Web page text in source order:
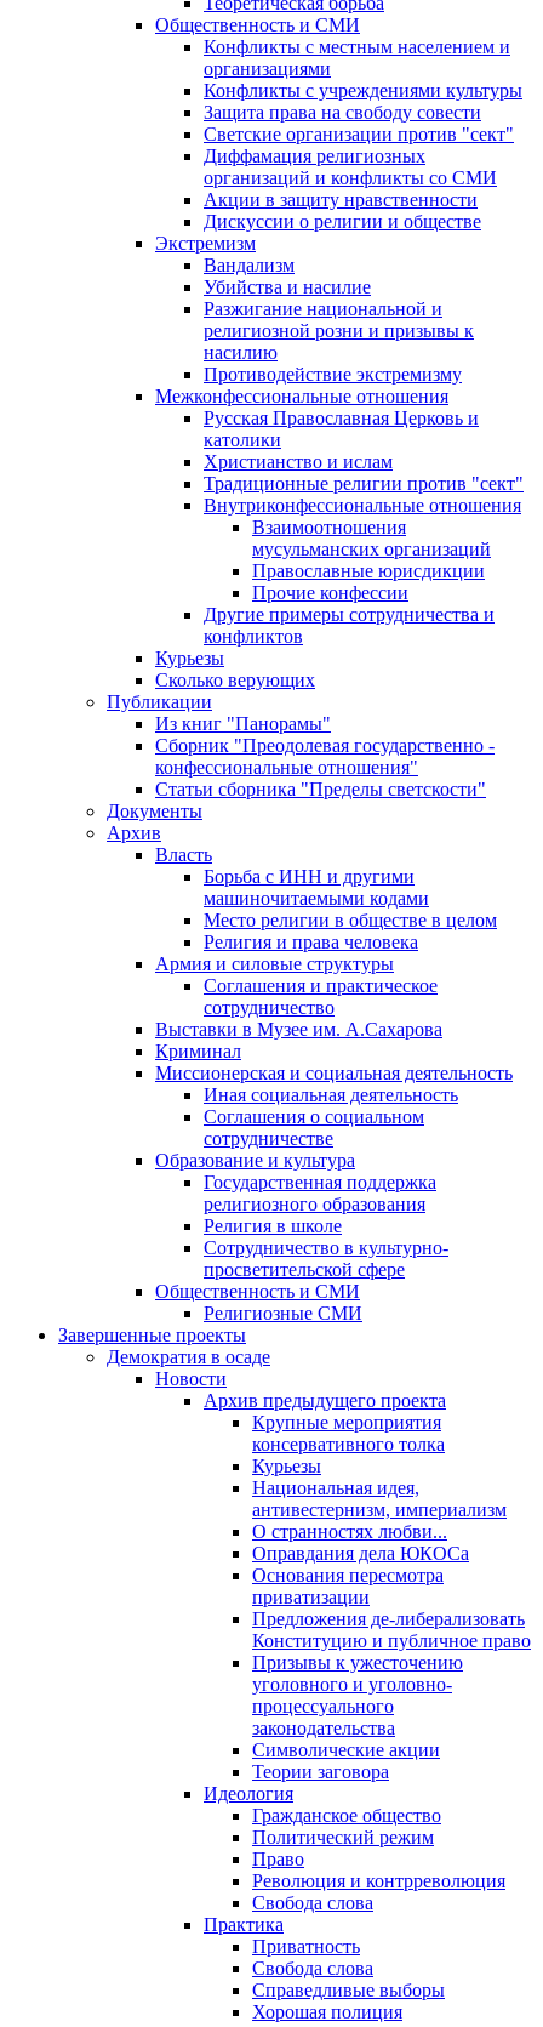
Общественность и СМИ
Конфликты с местным населением и
организациями
Конфликты с учреждениями культуры
Защита права на свободу совести
Светские организации против "сект"
Диффамация религиозных
организаций и конфликты со СМИ
Акции в защиту нравственности
Дискуссии о религии и обществе
Экстремизм
Вандализм
Убийства и насилие
Разжигание национальной и
религиозной розни и призывы к
насилию
Противодействие экстремизму
Межконфессиональные отношения
Русская Православная Церковь и
католики
Христианство и ислам
Традиционные религии против "сект"
Внутриконфессиональные отношения
Взаимоотношения
мусульманских организаций
Православные юрисдикции
Прочие конфессии
Другие примеры сотрудничества и
конфликтов
Курьезы
Сколько верующих
Публикации
Из книг "Панорамы"
Сборник "Преодолевая государственно -
конфессиональные отношения"
Статьи сборника "Пределы светскости"
Документы
Архив
Власть
Борьба с ИНН и другими
машиночитаемыми кодами
Место религии в обществе в целом
Религия и права человека
Армия и силовые структуры
Соглашения и практическое
сотрудничество
Выставки в Музее им. А.Сахарова
Криминал
Миссионерская и социальная деятельность
Иная социальная деятельность
Соглашения о социальном
сотрудничестве
Образование и культура
Государственная поддержка
религиозного образования
Религия в школе
Сотрудничество в культурно-
просветительской сфере
Общественность и СМИ
Религиозные СМИ
Завершенные проекты
Демократия в осаде
Новости
Архив предыдущего проекта
Крупные мероприятия
консервативного толка
Курьезы
Национальная идея,
антивестернизм, империализм
О странностях любви...
Оправдания дела ЮКОСа
Основания пересмотра
приватизации
Предложения де-либерализовать
Конституцию и публичное право
Призывы к ужесточению
уголовного и уголовно-
процессуального
законодательства
Символические акции
Теории заговора
Идеология
Гражданское общество
Политический режим
Право
Революция и контрреволюция
Свобода слова
Практика
Приватность
Свобода слова
Справедливые выборы
Хорошая полиция